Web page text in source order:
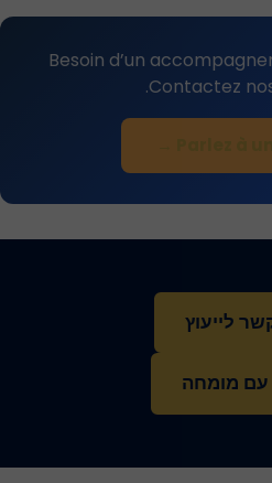
Besoin d’un
Contactez
לייעוץ
מומחה